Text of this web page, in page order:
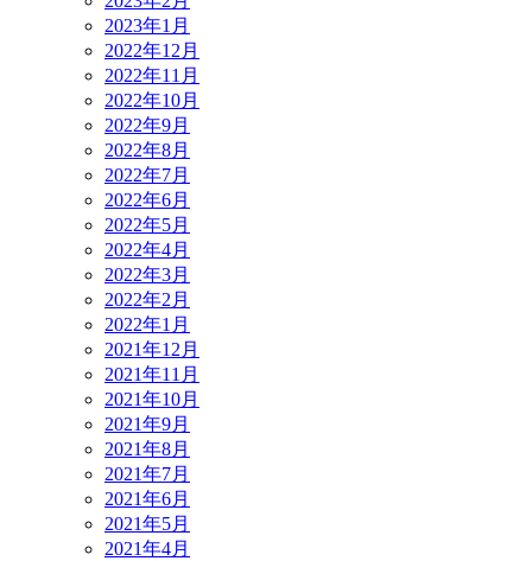
2023年1月
2022年12月
2022年11月
2022年10月
2022年9月
2022年8月
2022年7月
2022年6月
2022年5月
2022年4月
2022年3月
2022年2月
2022年1月
2021年12月
2021年11月
2021年10月
2021年9月
2021年8月
2021年7月
2021年6月
2021年5月
2021年4月